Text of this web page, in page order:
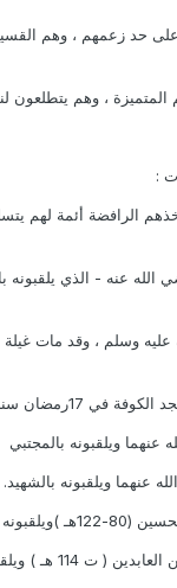
حد زعمهم ، وهم
المتميزة ، وهم يتطلعون
:
الرافضة أئمة لهم
عنه - الذي يلقبونه
وسلم ، وقد مات غيلة
سنة40هـ.